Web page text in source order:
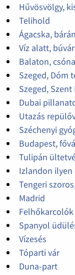
Hűvösvölgy,
Telihold
Ágacska,
Víz alatt,
Balaton,
Szeged, Dóm
Szeged,
Dubai
Utazás
Széchenyi
Budapest,
Tulipán
Izlandon ilyen
Tengeri
Madrid
Spanyol
Vízesés
Tóparti vár
Duna-part